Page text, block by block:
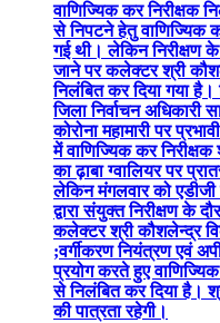
वाणिज्यिक कर निरीक्षक
से निपटने हेतु वाणिज्यिक
गई थी। लेकिन निरीक्षण
जाने पर कलेक्टर श्री
निलंबित कर दिया गया
जिला निर्वाचन अधिकारी
कोरोना महामारी पर
में वाणिज्यिक कर निरीक्षक
का ढ़ाबा ग्वालियर पर
लेकिन मंगलवार को एडीजी
द्वारा संयुक्त निरीक्षण के
कलेक्टर श्री कौशलेन्द्र
;वर्गीकरण नियंत्रण एवं
प्रयोग करते हुए
से निलंबित कर दिया है।
की पात्रता रहेगी।